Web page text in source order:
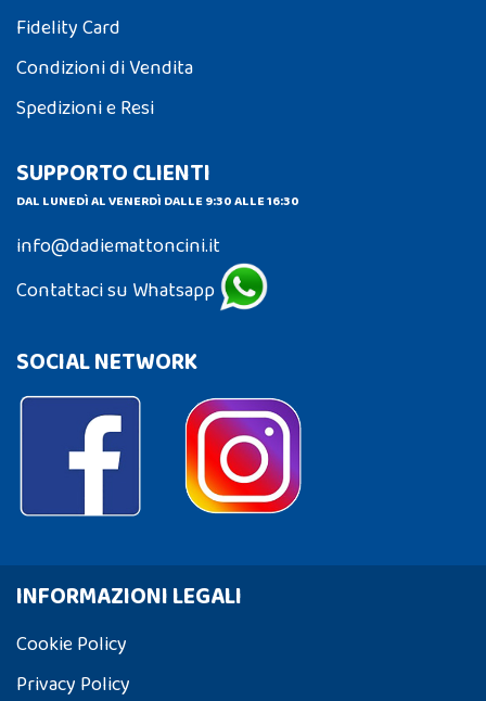
Fidelity Card
Condizioni di Vendita
Spedizioni e Resi
SUPPORTO CLIENTI
DAL LUNEDÌ AL VENERDÌ DALLE 9:30 ALLE 16:30
info@dadiemattoncini.it
Contattaci su Whatsapp
SOCIAL NETWORK
INFORMAZIONI LEGALI
Cookie Policy
Privacy Policy